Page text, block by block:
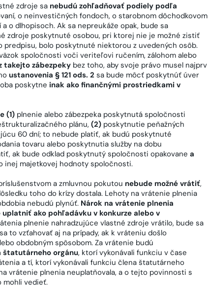
zdroje sa nebudú zohľadňovať podiely podľa
o neinvestičných fondoch, o starobnom dôchodkovom
o dlhopisoch. Ak sa nepreukáže opak, bude sa
zdroje poskytnuté osobou, pri ktorej nie je možné zistiť
bolo poskytnuté niektorou z uvedených osôb.
spoločnosti voči veriteľovi ručením, zálohom alebo
takejto zábezpeky bez toho, aby svoje právo musel najprv
ustanovenia § 121 ods. 2 sa bude môcť poskytnúť úver
poskytne inak ako finančnými prostriedkami v
(1) plnenie alebo zábezpeka poskytnutá spoločnosti
plánu, (2) poskytnutie peňažných
60 dní; to nebude platiť, ak budú poskytnuté
tovaru alebo poskytnutia služby na dobu
ak bude odklad poskytnutý spoločnosti opakovane a
inej majetkovej hodnoty spoločnosti.
a zmluvnou pokutou nebude možné vrátiť,
toho do krízy dostala. Lehoty na vrátenie plnenia
nebudú plynúť. Nárok na vrátenie plnenia
ako pohľadávku v konkurze alebo v
plnenie nahradzujúce vlastné zdroje vrátilo, bude sa
to vzťahovať aj na prípady, ak k vráteniu došlo
obdobným spôsobom. Za vrátenie budú
štatutárneho orgánu, ktorí vykonávali funkciu v čase
a tí, ktorí vykonávali funkciu člena štatutárneho
vrátenie plnenia neuplatňovala, a o tejto povinnosti s
mohli vedieť.